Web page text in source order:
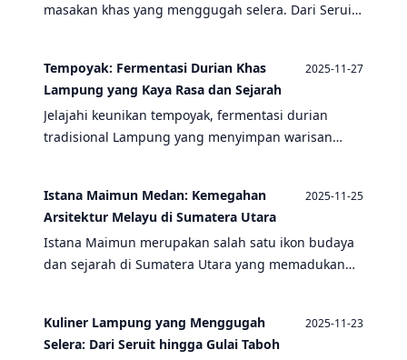
masakan khas yang menggugah selera. Dari Seruit
wajib dicoba setiap wisatawan.
Tempoyak: Fermentasi Durian Khas
Lampung yang Kaya Rasa dan Sejarah
2025-11-27
Jelajahi keunikan tempoyak, fermentasi durian
tradisional Lampung yang menyimpan warisan
Istana Maimun Medan: Kemegahan
Arsitektur Melayu di Sumatera Utara
2025-11-25
Istana Maimun merupakan salah satu ikon budaya
dan sejarah di Sumatera Utara yang memadukan
menjadi saksi bisu perjalanan sejarah Indonesia.
Kuliner Lampung yang Menggugah
Selera: Dari Seruit hingga Gulai Taboh
2025-11-23